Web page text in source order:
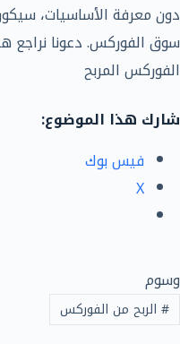
دون معرفة الأساسيات،
سوق الفوركس. دعونا نراجع
الفوركس المربح
شارك هذا الموضوع:
فيس بوك
X
وسوم
#الربح من الفوركس